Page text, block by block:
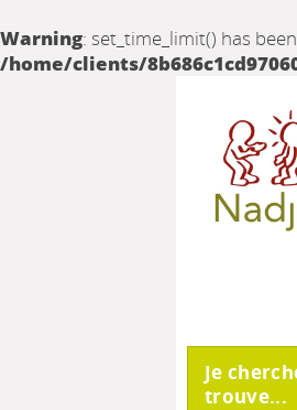
Warning: set_time_limit() has
/home/clients/
Je
trouve...